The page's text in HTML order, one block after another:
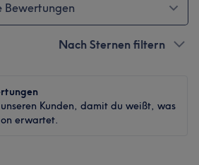
Bewertungen
Nach Sternen filtern
Kunden, damit du weißt, was
erwartet.